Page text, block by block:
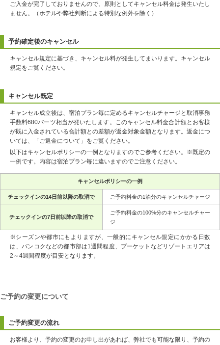
ご入金が完了しておりませんので、原則としてキャンセル料金は発生いたし
ません。（ホテルや弊社判断による特別な例外を除く）
予約確定後のキャンセル
キャンセル規定に基づき、キャンセル料が発生してまいります。キャンセル
規定をご覧ください。
キャンセル既定
キャンセル成立後は、宿泊プラン毎に定めるキャンセルチャージと取消事務
手数料680バーツ相当が発いたします。このキャンセル料金合計額とお客様
が既に入金されている合計額との差額が返金対象金額となります。返金につ
いては、「ご返金について」をご覧ください。
以下はキャンセルポリシーの一例となりますのでご参考ください。※既定の
一例です。内容は宿泊プラン毎に違いますのでご注意ください。
キャンセルポリシーの一例
チェックインの14日前以降の取消で ご予約料金の1泊分のキャンセルチャージ
チェックインの7日前以降の取消で
ご予約料金の100%分のキャンセルチャー
ジ
※シーズンや都市にもよりますが、一般的にキャンセル規定にかかる日数
は、バンコクなどの都市部は1週間程度、プーケットなどリゾートエリアは
2～4週間程度が目安となります。
ご予約の変更について
ご予約変更の流れ
お客様より、予約の変更のお申し出があれば、弊社でも可能な限り、予約の